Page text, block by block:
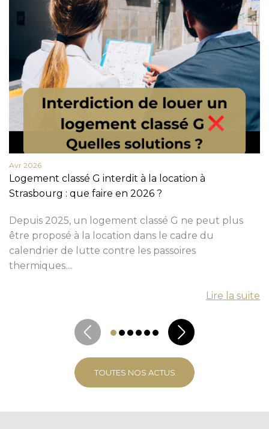
Avr 2026
Logement classé G interdit à la location à
Strasbourg : que faire en 2026 ?
Depuis 2025, un logement classé G ne peut plus
être proposé à la location dans le cadre du
calendrier de lutte contre les passoires
thermiques....
Lire la suite
TOUTES NOS ACTUS